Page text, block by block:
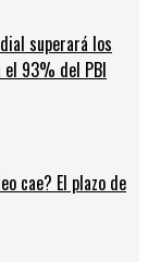
superará los
93% del PBI
cae? El plazo de